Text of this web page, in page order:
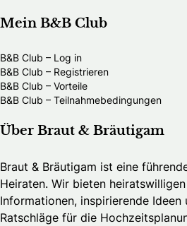
Mein B&B Club
B&B Club – Log in
B&B Club – Registrieren
B&B Club – Vorteile
B&B Club – Teilnahmebedingungen
Über Braut & Bräutigam
Braut & Bräutigam ist eine
Heiraten. Wir bieten
Informationen, inspirierende
Ratschläge für die